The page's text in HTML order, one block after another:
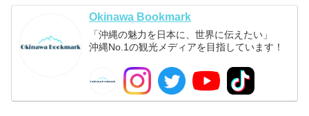
Okinawa Bookmark
「沖縄の魅力を日本に、世界に伝えたい」
沖縄No.1の観光メディアを目指しています！